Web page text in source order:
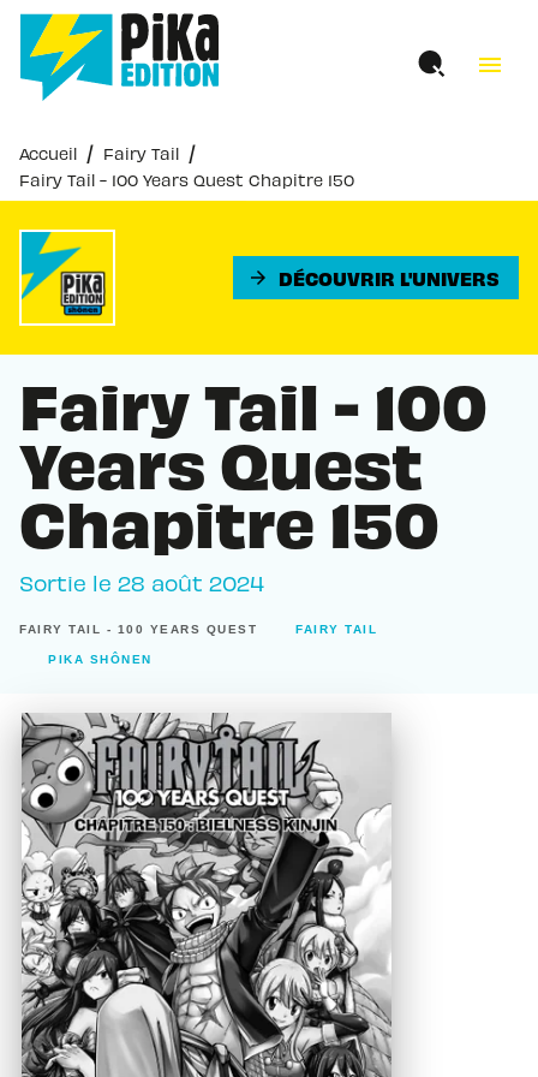
MENU RECHERCHE
PIED DE PAGE
menu
Accueil / Fairy Tail /
Fairy Tail - 100 Years Quest Chapitre 150
arrow_forward DÉCOUVRIR L'UNIVERS
Fairy Tail - 100
Years Quest
Chapitre 150
Sortie le 28 août 2024
FAIRY TAIL - 100 YEARS QUEST FAIRY TAIL
PIKA SHÔNEN